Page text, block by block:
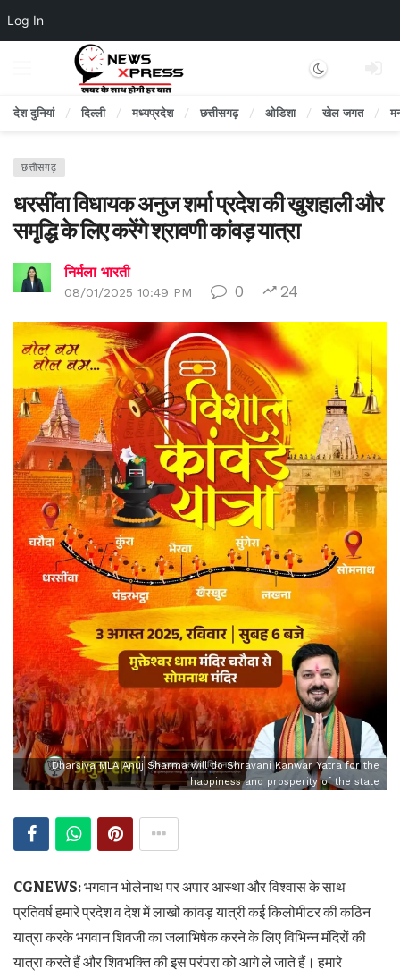
Log In
Dark mode
देश दुनियां दिल्ली मध्यप्रदेश छत्तीसगढ़ ओडिशा खेल जगत
छत्तीसगढ़
धरसींवा विधायक अनुज शर्मा प्रदेश की खुशहाली और
समृद्धि के लिए करेंगे श्रावणी कांवड़ यात्रा
निर्मला भारती
08/01/2025 10:49 PM 0 24
Dharsiva MLA Anuj Sharma will do Shravani Kanwar Yatra for the
happiness and prosperity of the state
CGNEWS:भगवान भोलेनाथ पर अपार आस्था और विश्वास के साथ
प्रतिवर्ष हमारे प्रदेश व देश में लाखों कांवड़ यात्री कई किलोमीटर की कठिन
यात्रा करके भगवान शिवजी का जलाभिषेक करने के लिए विभिन्न मंदिरों की
यात्रा करते हैं और शिवभक्ति की इस परंपरा को आगे ले जाते हैं। हमारे